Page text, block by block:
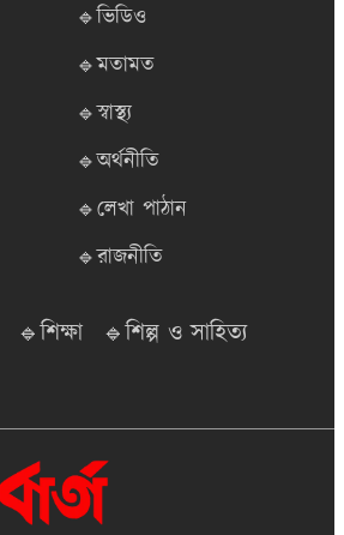
🔹ভিডিও
🔹মতামত
🔹স্বাস্থ্য
🔹অর্থনীতি
🔹লেখা পাঠান
🔹রাজনীতি
🔹শিক্ষা
🔹শিল্প ও সাহিত্য